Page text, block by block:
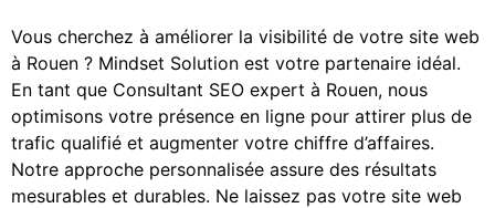
Vous cherchez à améliorer la visibilité de votre site web
à Rouen ? Mindset Solution est votre partenaire idéal.
En tant que Consultant SEO expert à Rouen, nous
optimisons votre présence en ligne pour attirer plus de
trafic qualifié et augmenter votre chiffre d’affaires.
Notre approche personnalisée assure des résultats
mesurables et durables. Ne laissez pas votre site web